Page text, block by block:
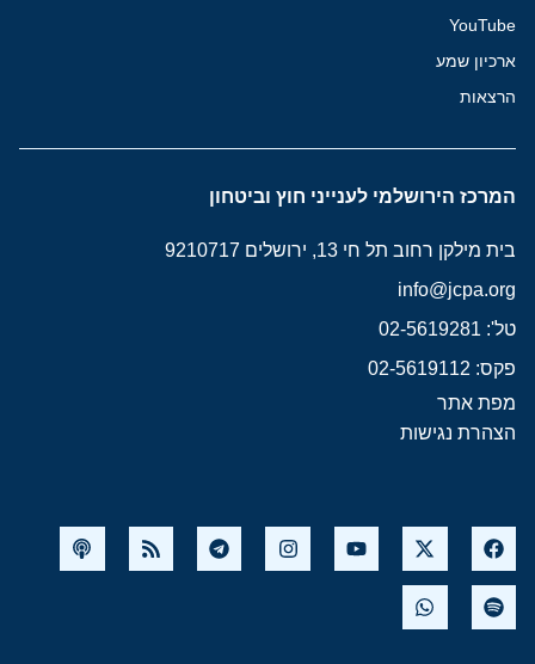
YouTube
ארכיון שמע
הרצאות
המרכז הירושלמי לענייני חוץ וביטחון
בית מילקן רחוב תל חי 13, ירושלים 9210717
info@jcpa.org
טל': 02-5619281
פקס: 02-5619112
מפת אתר
הצהרת נגישות